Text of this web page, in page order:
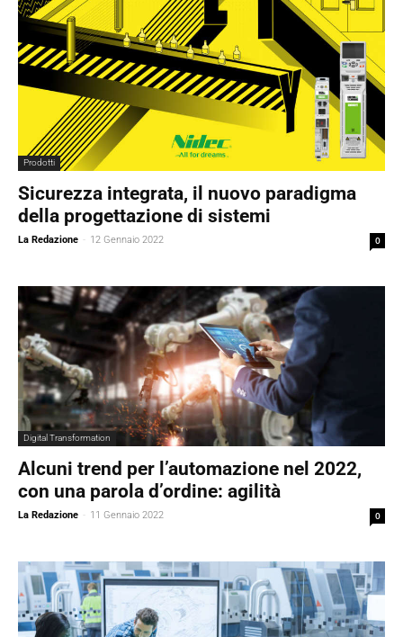
Prodotti
Sicurezza integrata, il nuovo paradigma
della progettazione di sistemi
La Redazione - 12 Gennaio 2022 0
Digital Transformation
Alcuni trend per l’automazione nel 2022,
con una parola d’ordine: agilità
La Redazione - 11 Gennaio 2022 0